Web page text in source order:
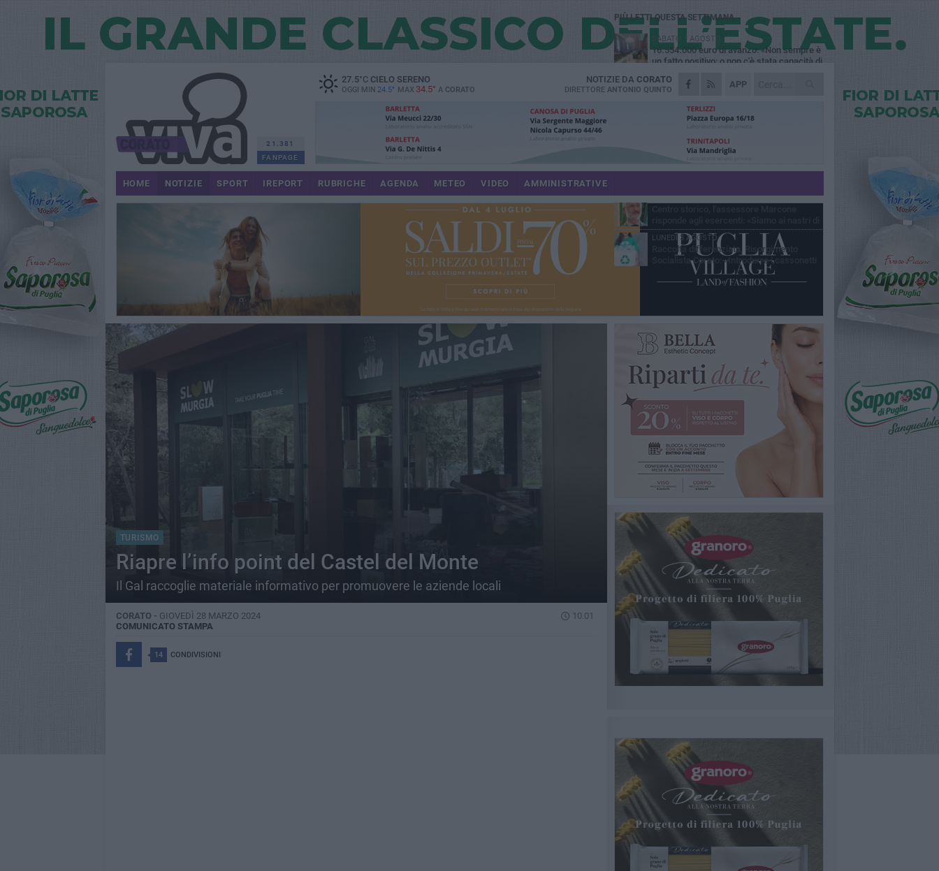
21.381
FANPAGE
27.5°CCIELO SERENO
OGGI MIN 24.5° MAX 34.5° A CORATO
APP
NOTIZIE DA CORATO
DIRETTORE ANTONIO QUINTO
HOME NOTIZIE SPORT IREPORT RUBRICHE AGENDA METEO VIDEO AMMINISTRATIVE
TURISMO
Riapre l’info point del Castel del Monte
Il Gal raccoglie materiale informativo per promuovere le aziende locali
CORATO - GIOVEDÌ 28 MARZO 2024
10.01
COMUNICATO STAMPA
14 CONDIVISIONI
PIÙ LETTI QUESTA SETTIMANA
SABATO 1 AGOSTO
16.554.000 euro di avanzo: «Non sempre è
un fatto positivo: o non c'è stata capacità di
VENERDÌ 31 LUGLIO
Via Dante, aiuole nel degrado: tra incuria
VENERDÌ 31 LUGLIO
sul calendario estivo: «Gli eventi generano
presenze, consumi e nuove opportunità»
MERCOLEDÌ 5 AGOSTO
Chiuso momentaneamente distributore di
SABATO 1 AGOSTO
partenza»
LUNEDÌ 3 AGOSTO
Raccolta differenziata, Risorgimento
Socialista Corato: «Introdurre i cassonetti